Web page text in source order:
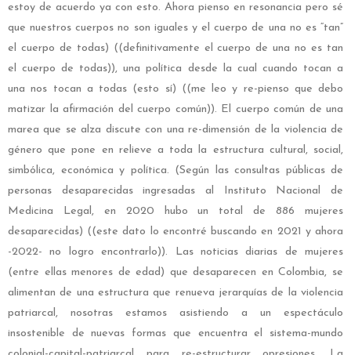
estoy de acuerdo ya con esto. Ahora pienso en resonancia pero sé
que nuestros cuerpos no son iguales y el cuerpo de una no es “tan”
el cuerpo de todas) ((definitivamente el cuerpo de una no es tan
el cuerpo de todas)), una política desde la cual cuando tocan a
una nos tocan a todas (esto sí) ((me leo y re-pienso que debo
matizar la afirmación del cuerpo común)). El cuerpo común de una
marea que se alza discute con una re-dimensión de la violencia de
género que pone en relieve a toda la estructura cultural, social,
simbólica, económica y política. (Según las consultas públicas de
personas desaparecidas ingresadas al Instituto Nacional de
Medicina Legal, en 2020 hubo un total de 886 mujeres
desaparecidas) ((este dato lo encontré buscando en 2021 y ahora
-2022- no logro encontrarlo)). Las noticias diarias de mujeres
(entre ellas menores de edad) que desaparecen en Colombia, se
alimentan de una estructura que renueva jerarquías de la violencia
patriarcal, nosotras estamos asistiendo a un espectáculo
insostenible de nuevas formas que encuentra el sistema-mundo